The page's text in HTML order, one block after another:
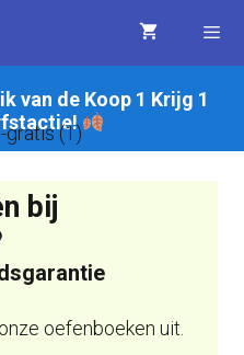
Menu
van de Koop 1 Krijg 1
bij
oefenboeken uit.